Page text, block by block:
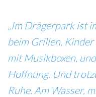
„Im Drägerpark ist
beim Grillen, Kinder
mit Musikboxen,
Hoffnung. Und
Ruhe. Am Wasser,